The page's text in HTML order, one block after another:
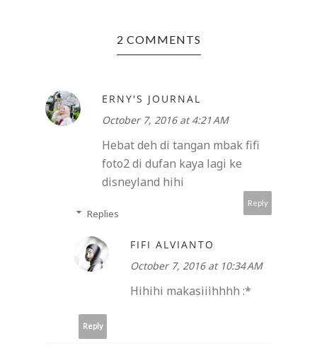
2 COMMENTS
ERNY'S JOURNAL
October 7, 2016 at 4:21 AM
Hebat deh di tangan mbak fifi
foto2 di dufan kaya lagi ke
disneyland hihi
Reply
Replies
FIFI ALVIANTO
October 7, 2016 at 10:34 AM
Hihihi makasiiihhhh :*
Reply